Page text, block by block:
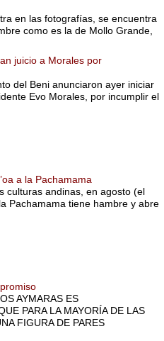
en las fotografías, se encuentra
como es la de Mollo Grande,
juicio a Morales por
del Beni anunciaron ayer iniciar
Evo Morales, por incumplir el
a la Pachamama
culturas andinas, en agosto (el
Pachamama tiene hambre y abre
AYMARAS ES
PARA LA MAYORÍA DE LAS
FIGURA DE PARES